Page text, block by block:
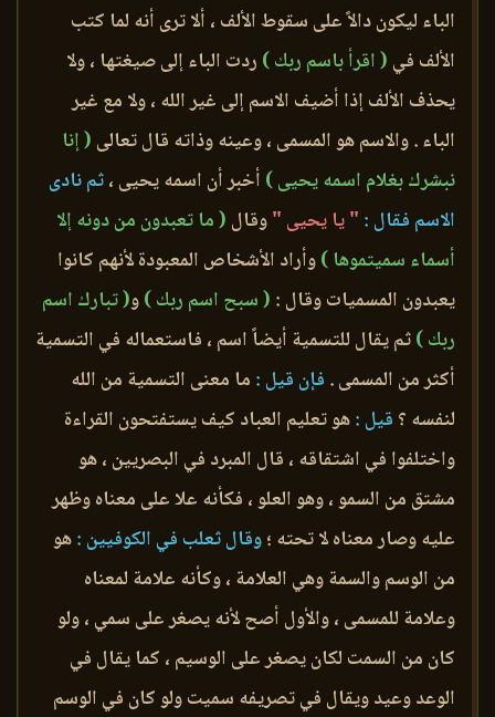
الباء ليكون دالاً على سقوط الألف ، ألا ترى أنه لما كتب
الألف في ( اقرأ باسم ربك ) ردت الباء إلى صيغتها ، ولا
يحذف الألف إذا أضيف الاسم إلى غير الله ، ولا مع غير
الباء . والاسم هو المسمى ، وعينه وذاته قال تعالى ( إنا
نبشرك بغلام اسمه يحيى ) أخبر أن اسمه يحيى ،ثم نادى
الاسم فقال : " يا يحيى "وقال ( ما تعبدون من دونه إلا
أسماء سميتموها )وأراد الأشخاص المعبودة لأنهم كانوا
يعبدون المسميات وقال : ( سبح اسم ربك )و( تبارك اسم
ربك )ثم يقال للتسمية أيضاً اسم ، فاستعماله في التسمية
أكثر من المسمى . فإن قيل : ما معنى التسمية من الله
لنفسه ؟ قيل :هو تعليم العباد كيف يستفتحون القراءة
واختلفوا في اشتقاقه ، قال المبرد في البصريين ، هو
مشتق من السمو ، وهو العلو ، فكأنه علا على معناه وظهر
عليه وصار معناه لا تحته ؛وقال ثعلب في الكوفيين :هو
من الوسم والسمة وهي العلامة ، وكأنه علامة لمعناه
وعلامة للمسمى ، والأول أصح لأنه يصغر على سمي ، ولو
كان من السمت لكان يصغر على الوسيم ، كما يقال في
الوعد وعيد ويقال في تصريفه سميت ولو كان في الوسم